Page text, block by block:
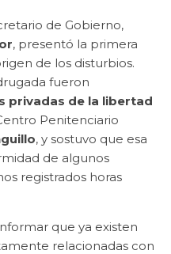
de Gobierno,
, presentó la primera
de los disturbios.
fueron
privadas de la libertad
Penitenciario
, y sostuvo que esa
de algunos
registrados horas
que ya existen
relacionadas con